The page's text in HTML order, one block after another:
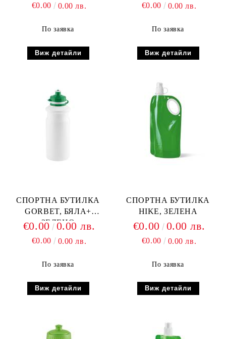
€0.00 0.00 лв.
По заявка
Виж детайли
€0.00 0.00 лв.
По заявка
Виж детайли
СПОРТНА БУТИЛКА
GORBET, БЯЛА+
ЗЕЛЕНО
€0.00 0.00 лв.
€0.00 0.00 лв.
По заявка
Виж детайли
СПОРТНА БУТИЛКА
HIKE, ЗЕЛЕНА
€0.00 0.00 лв.
€0.00 0.00 лв.
По заявка
Виж детайли